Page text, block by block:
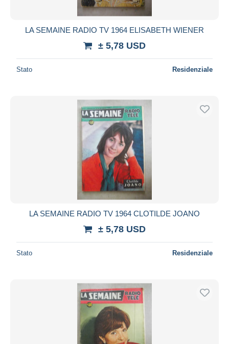
LA SEMAINE RADIO TV 1964 ELISABETH WIENER
± 5,78 USD
Stato Residenziale
LA SEMAINE RADIO TV 1964 CLOTILDE JOANO
± 5,78 USD
Stato Residenziale